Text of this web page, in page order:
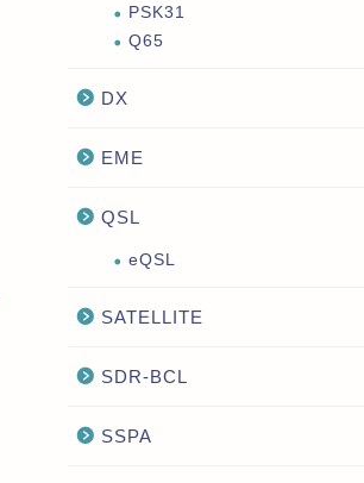
PSK31
Q65
DX
EME
QSL
eQSL
SATELLITE
SDR-BCL
SSPA